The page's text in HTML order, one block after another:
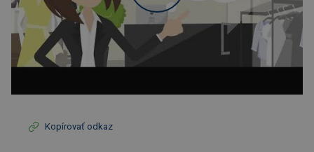
Kopírovať odkaz